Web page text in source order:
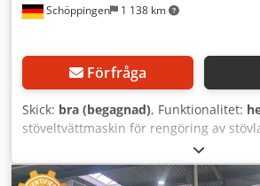
Schöppingen 1 138 km
Förfråga
Skick: bra (begagnad), Funktionalitet:
stöveltvättmaskin för rengöring av
erbjuds. Mer information på förfrågan.
eller förskottsbetalning! Dkedpfx Aew